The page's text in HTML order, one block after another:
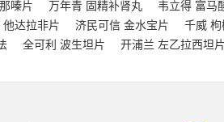
嗪片 万年青 固精补肾丸 韦立得 富马
达拉非片 济民可信 金水宝片 千威
全可利 波生坦片 开浦兰 左乙拉西坦片